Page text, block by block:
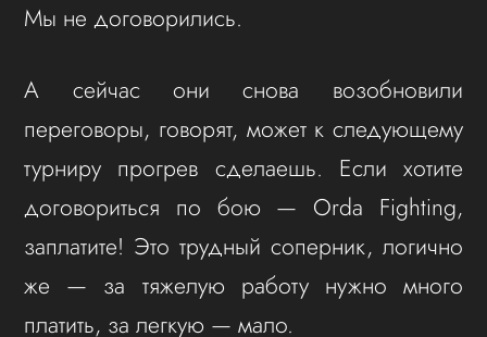
Мы не договорились.
А сейчас они снова возобновили
переговоры, говорят, может к следующему
турниру прогрев сделаешь. Если хотите
договориться по бою — Orda Fighting,
заплатите! Это трудный соперник, логично
же — за тяжелую работу нужно много
платить, за легкую — мало.